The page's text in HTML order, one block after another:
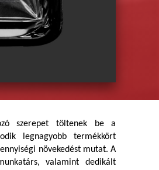
szerepet töltenek be a
legnagyobb termékkört
növekedést mutat. A
valamint dedikált